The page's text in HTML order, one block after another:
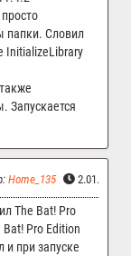
папки. Словил
InitializeLibrary
Запускается
Home_135 2.01.2026
The Bat! Pro
Pro Edition
и при запуске